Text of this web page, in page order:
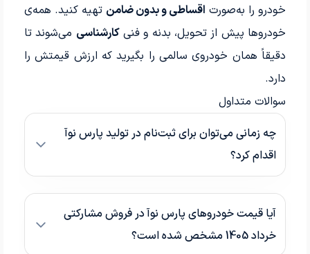
خودرو را به‌صورت اقساطی و بدون ضامن تهیه کنید. همه‌ی
خودروها پیش از تحویل، بدنه و فنیکارشناسی می‌شوند تا
دقیقاً همان خودروی سالمی را بگیرید که ارزش قیمتش را
دارد.
سوالات متداول
چه زمانی می‌توان برای ثبت‌نام در تولید پارس نوآ
اقدام کرد؟
آیا قیمت خودروهای پارس نوآ در فروش مشارکتی
خرداد 1405 مشخص شده است؟